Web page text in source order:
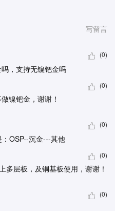
写留言
(0)
，支持无镍钯金吗
(0)
镍钯金，谢谢！
(0)
OSP--沉金---其他
(0)
多层板，及铜基板使用，谢谢！
(0)